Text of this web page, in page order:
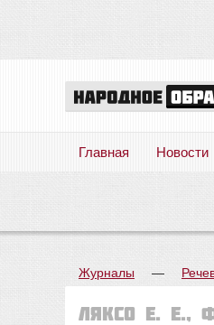
Главная Новости
Журналы —
Ляксо Е. Е.,